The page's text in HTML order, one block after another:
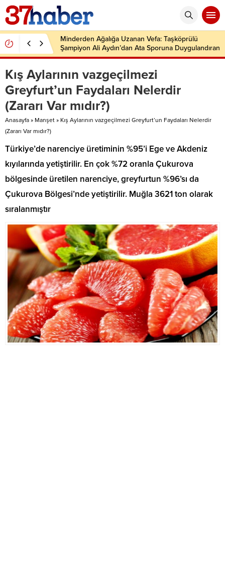
Minderden Ağalığa Uzanan Vefa: Taşköprülü
Şampiyon Ali Aydın’dan Ata Sporuna Duygulandıran
Dönüş
Kış Aylarının vazgeçilmezi
Greyfurt’un Faydaları Nelerdir
(Zararı Var mıdır?)
Anasayfa » Manşet » Kış Aylarının vazgeçilmezi Greyfurt’un Faydaları Nelerdir
(Zararı Var mıdır?)
Türkiye’de narenciye üretiminin %95’i Ege ve Akdeniz
kıyılarında yetiştirilir. En çok %72 oranla Çukurova
bölgesinde üretilen narenciye, greyfurtun %96’sı da
Çukurova Bölgesi’nde yetiştirilir. Muğla 3621 ton olarak
sıralanmıştır